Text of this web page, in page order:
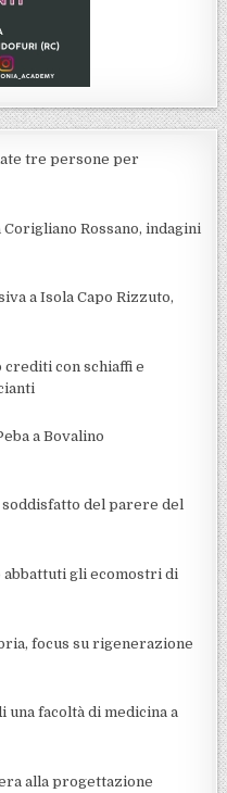
tre persone per
Rossano, indagini
a Isola Capo Rizzuto,
crediti con schiaffi e
a Bovalino
del parere del
abbattuti gli ecomostri di
focus su rigenerazione
una facoltà di medicina a
alla progettazione